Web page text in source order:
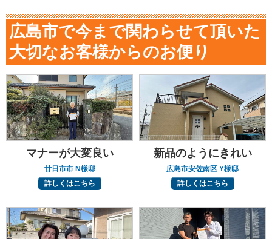
広島市で今まで関わらせて頂いた
大切なお客様からのお便り
マナーが大変良い
廿日市市 N様邸
詳しくはこちら
新品のようにきれい
広島市安佐南区 Y様邸
詳しくはこちら